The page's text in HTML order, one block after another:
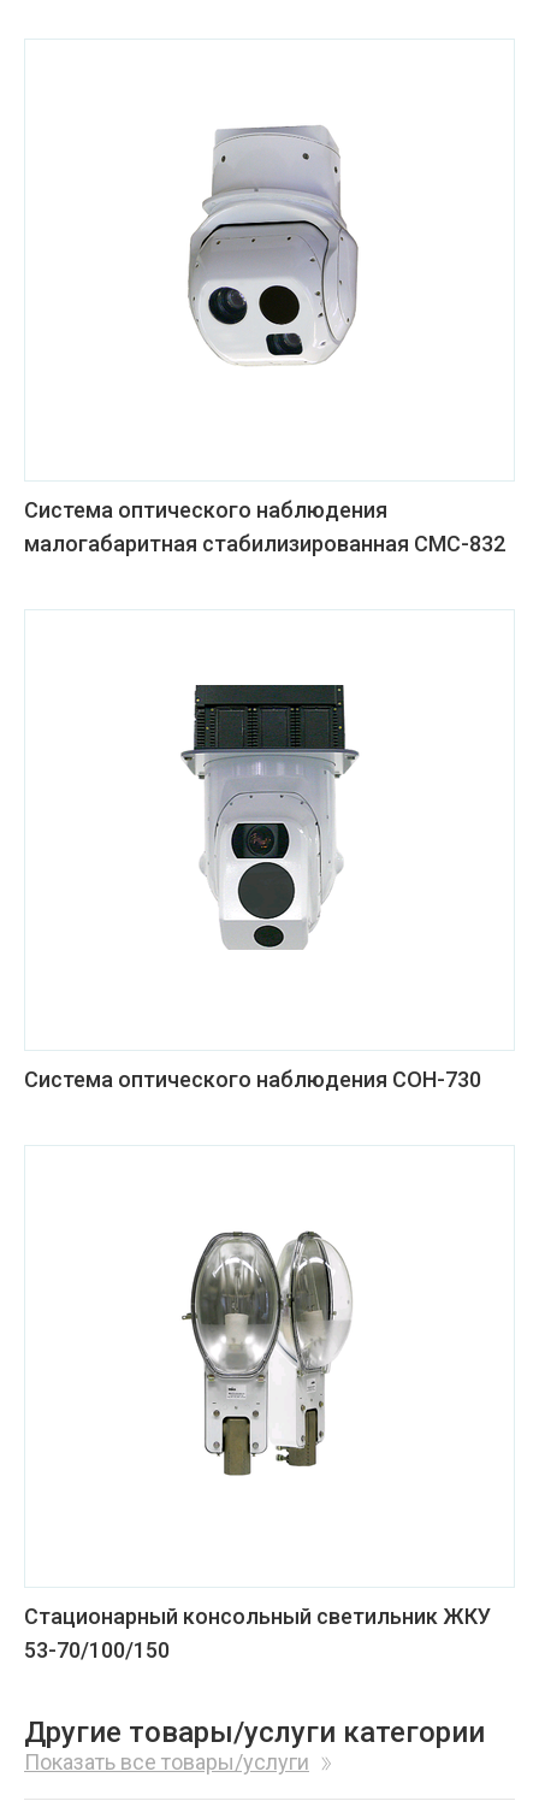
Система оптического наблюдения
малогабаритная стабилизированная СМС-832
Система оптического наблюдения СОН-730
Стационарный консольный светильник ЖКУ
53-70/100/150
Другие товары/услуги категории
Показать все товары/услуги